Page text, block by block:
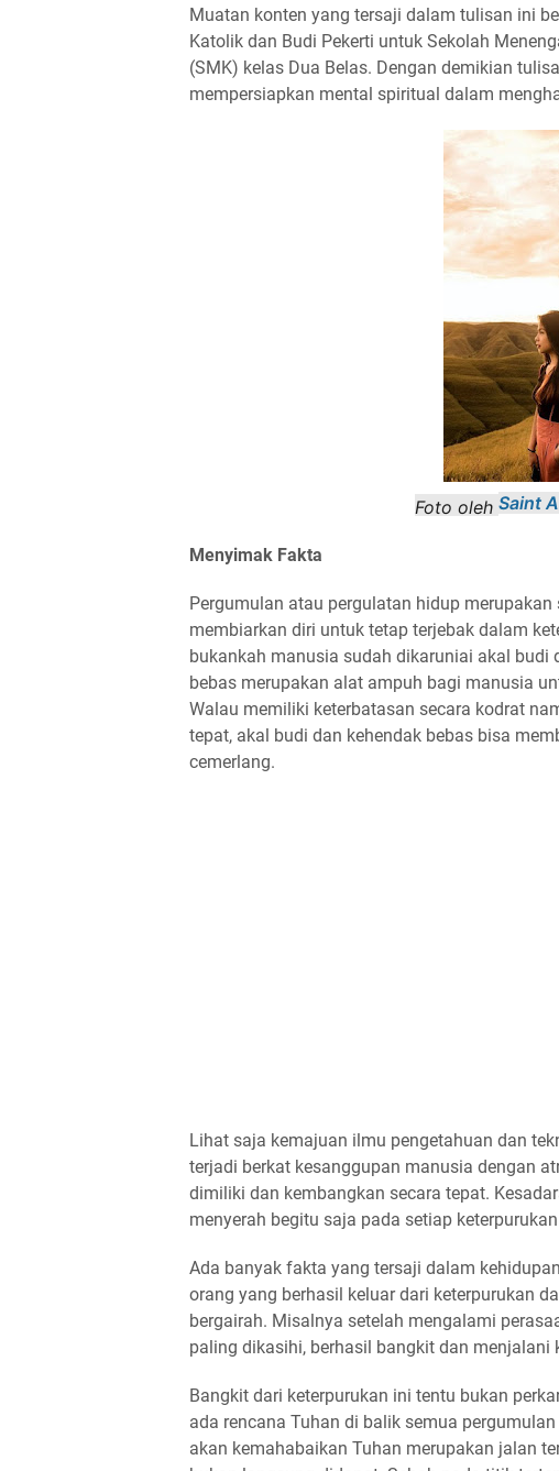
Muatan konten yang tersaji dalam tulisan ini
Katolik dan Budi Pekerti untuk Sekolah
(SMK) kelas Dua Belas. Dengan demikian
mempersiapkan mental spiritual dalam
Foto oleh Saint
Menyimak Fakta
Pergumulan atau pergulatan hidup
membiarkan diri untuk tetap terjebak dalam
bukankah manusia sudah dikaruniai akal budi
bebas merupakan alat ampuh bagi manusia
Walau memiliki keterbatasan secara kodrat
tepat, akal budi dan kehendak bebas bisa
cemerlang.
Lihat saja kemajuan ilmu pengetahuan dan
terjadi berkat kesanggupan manusia dengan
dimiliki dan kembangkan secara tepat.
menyerah begitu saja pada setiap
Ada banyak fakta yang tersaji dalam
orang yang berhasil keluar dari keterpurukan
bergairah. Misalnya setelah mengalami
paling dikasihi, berhasil bangkit dan menjalani
Bangkit dari keterpurukan ini tentu bukan
ada rencana Tuhan di balik semua
akan kemahabaikan Tuhan merupakan jalan